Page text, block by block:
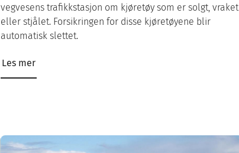
vegvesens trafikkstasjon om kjøretøy som er solgt, vraket
eller stjålet. Forsikringen for disse kjøretøyene blir
automatisk slettet.
Les mer